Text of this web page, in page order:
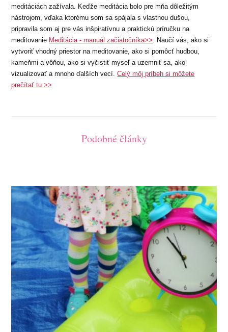
meditáciách zažívala. Keďže meditácia bolo pre mňa dôležitým
nástrojom, vďaka ktorému som sa spájala s vlastnou dušou,
pripravila som aj pre vás inšpiratívnu a praktickú príručku na
meditovanie Meditácia - manuál začiatočníka>> . Naučí vás, ako si
vytvoriť vhodný priestor na meditovanie, ako si pomôcť hudbou,
kameňmi a vôňou, ako si vyčistiť myseľ a uzemniť sa, ako
vizualizovať a mnoho ďalších vecí.Celý môj príbeh si môžete
prečítať tu >>
Podobné články